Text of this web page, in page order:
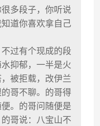
多段子，你听说
知道你喜欢拿自己
过有个现成的段
抑郁，一半是火
被拒载，改伊兰
哥不聊。的哥得
。的哥问随便是
哥说：八宝山不